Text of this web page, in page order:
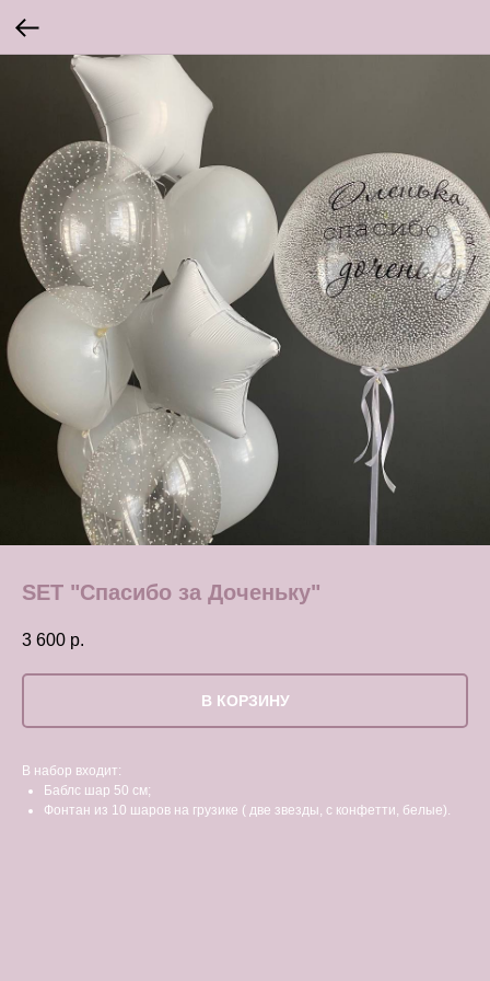
SET "Спасибо за Доченьку"
3 600 р.
В КОРЗИНУ
В набор входит:
Баблс шар 50 см;
Фонтан из 10 шаров на грузике ( две звезды, с конфетти, белые).